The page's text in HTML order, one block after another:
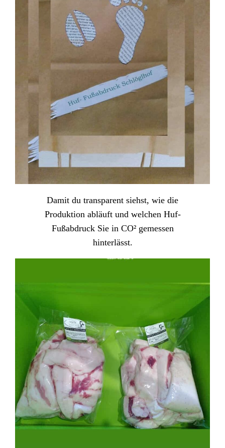
Damit du transparent siehst, wie die
Produktion abläuft und welchen Huf-
Fußabdruck Sie in CO² gemessen
hinterlässt.